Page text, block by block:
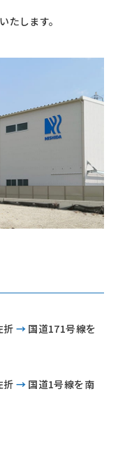
たします。
折 → 国道171号線を
折 → 国道1号線を南